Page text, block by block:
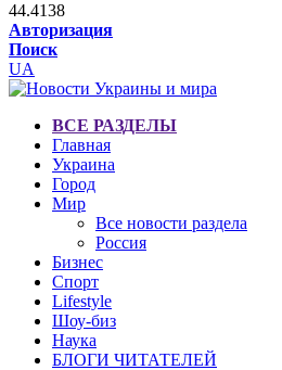
44.4138
Авторизация
Поиск
UA
ВСЕ РАЗДЕЛЫ
Главная
Украина
Город
Мир
Все новости раздела
Россия
Бизнес
Спорт
Lifestyle
Шоу-биз
Наука
БЛОГИ ЧИТАТЕЛЕЙ